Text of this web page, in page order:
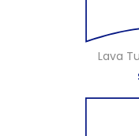
Lava